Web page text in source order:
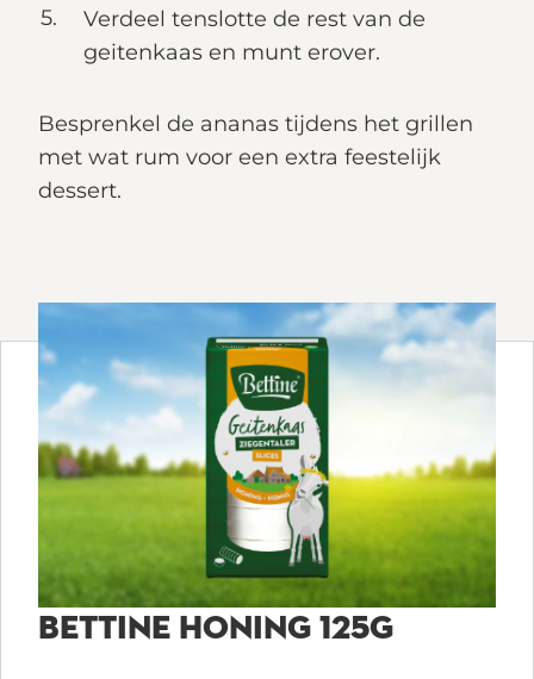
Verdeel tenslotte de rest van de
geitenkaas en munt erover.
Besprenkel de ananas tijdens het grillen
met wat rum voor een extra feestelijk
dessert.
BETTINE HONING 125G